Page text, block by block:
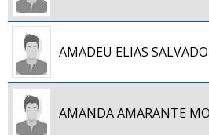
AMADEU ELIAS
AMANDA AMARANTE